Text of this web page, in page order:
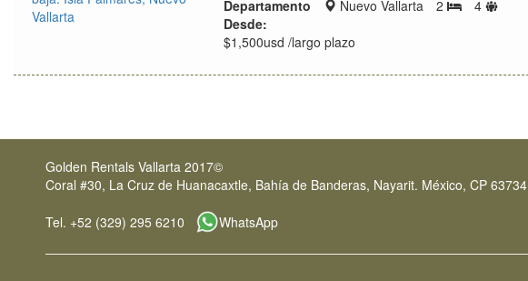
Departamento
Zona
ubicación
Nuevo Vallarta 2 Bedrooms
4
Límite
Desde:
$1,500usd /largo plazo
Golden Rentals Vallarta 2017©
Coral #30, La Cruz de Huanacaxtle, Bahía de Banderas, Nayarit. México, CP 63734
Tel. +52 (329) 295 6210 WhatsApp